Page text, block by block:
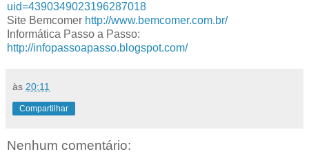
uid=4390349023196287018
Site Bemcomer http://www.bemcomer.com.br/
Informática Passo a Passo:
http://infopassoapasso.blogspot.com/
às 20:11
Compartilhar
Nenhum comentário: